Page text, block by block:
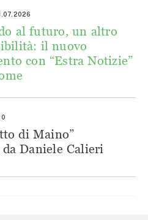
al futuro, un altro
il nuovo
con “Estra Notizie”
di Maino”
Daniele Calieri